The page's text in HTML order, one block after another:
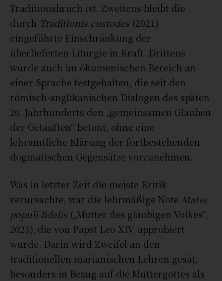
Traditionsbruch ist. Zweitens bleibt die
durch Traditionis custodes (2021)
eingeführte Einschränkung der
überlieferten Liturgie in Kraft. Drittens
wurde auch im ökumenischen Bereich an
einer Sprache festgehalten, die seit den
römisch-anglikanischen Dialogen des späten
20. Jahrhunderts den „gemeinsamen Glauben
der Getauften“ betont, ohne eine
lehramtliche Klärung der fortbestehenden
dogmatischen Gegensätze vorzunehmen.
Was in letzter Zeit die meiste Kritik
verursachte, war die lehrmäßige Note Mater
populi fidelis („Mutter des gläubigen Volkes“,
2025), die von Papst Leo XIV. approbiert
wurde. Darin wird Zweifel an den
traditionellen marianischen Lehren gesät,
besonders in Bezug auf die Muttergottes als